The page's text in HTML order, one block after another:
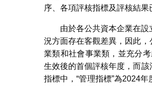
序、各項評核指標及評核結
由於各公共資本企業在
況方面存在客觀差異，因此
業類和社會事業類，並充分
生效後的首個評核年度，而
指標中，“管理指標”為2024